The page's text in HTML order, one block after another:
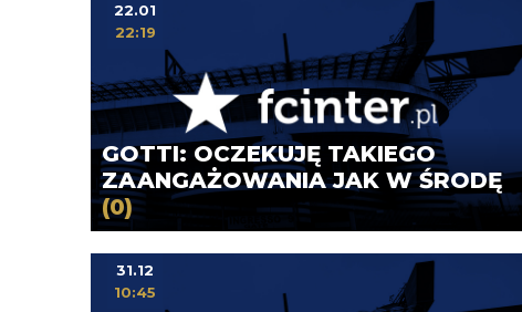
GOTTI: OCZEKUJĘ TAKIEGO
ZAANGAŻOWANIA JAK W ŚRODĘ
(0)
22.01
22:19
31.12
10:45